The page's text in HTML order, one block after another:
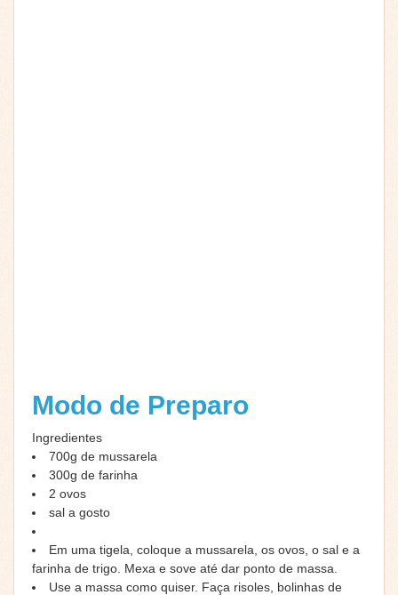
Modo de Preparo
Ingredientes
700g de mussarela
300g de farinha
2 ovos
sal a gosto
Em uma tigela, coloque a mussarela, os ovos, o sal e a
farinha de trigo. Mexa e sove até dar ponto de massa.
Use a massa como quiser. Faça risoles, bolinhas de